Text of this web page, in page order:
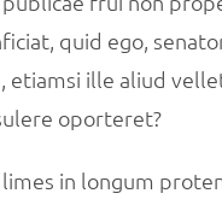
quid ego,
etiamsi ille aliud
oporteret?
in longum